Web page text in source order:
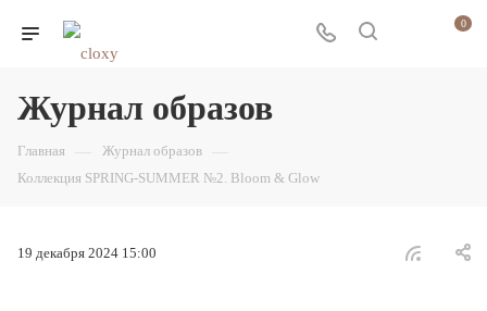
0
Журнал образов
Главная Журнал образов
Коллекция SPRING-SUMMER №2. Bloom & Glow
19 декабря 2024 15:00